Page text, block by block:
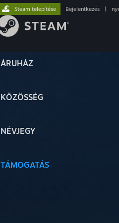
ÁRUHÁZ
KÖZÖSSÉG
NÉVJEGY
TÁMOGATÁS
Steam telepítése Bejelentkezés